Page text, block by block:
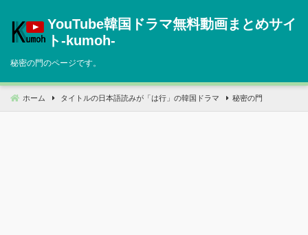
へ
動
YouTube韓国ドラマ無料動画まとめサイ
ト‐kumoh‐
秘密の門のページです。
ホーム タイトルの日本語読みが「は行」の韓国ドラマ 秘密の門